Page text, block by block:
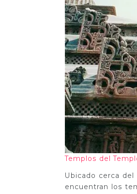
Templos del
Ubicado cerca
encuentran los